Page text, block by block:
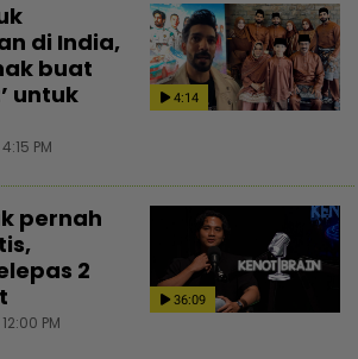
4:14
di India,
buat
untuk
PM
36:09
pernah
2
PM